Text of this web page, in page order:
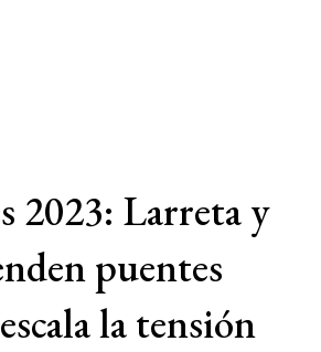
2023: Larreta y
puentes
la tensión